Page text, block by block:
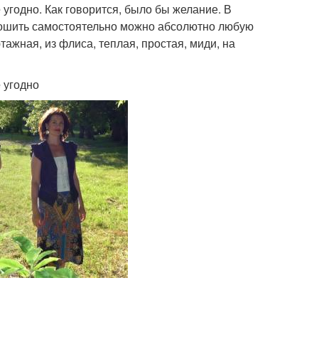
Как говорится, было бы желание. В
самостоятельно можно абсолютно любую
из флиса, теплая, простая, миди, на